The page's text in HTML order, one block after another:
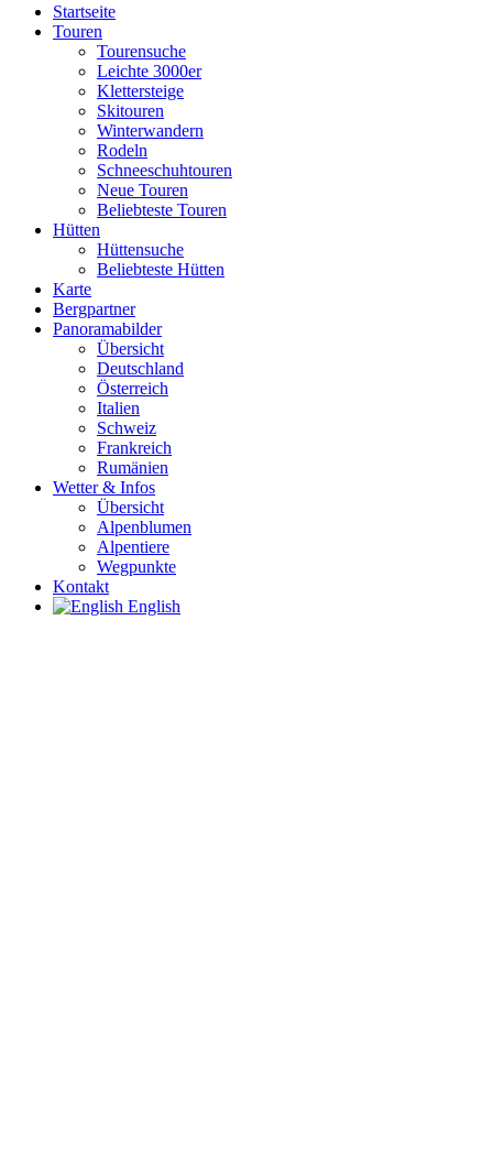
Startseite
Touren
Tourensuche
Leichte 3000er
Klettersteige
Skitouren
Winterwandern
Rodeln
Schneeschuhtouren
Neue Touren
Beliebteste Touren
Hütten
Hüttensuche
Beliebteste Hütten
Karte
Bergpartner
Panoramabilder
Übersicht
Deutschland
Österreich
Italien
Schweiz
Frankreich
Rumänien
Wetter & Infos
Übersicht
Alpenblumen
Alpentiere
Wegpunkte
Kontakt
English